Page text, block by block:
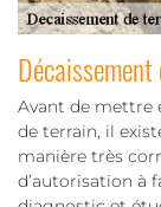
Avant de mettre
de terrain, il
manière très
d’autorisation à